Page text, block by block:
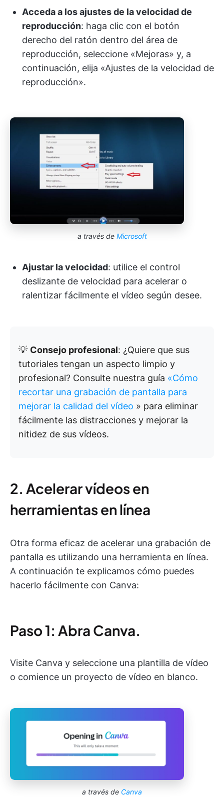
Acceda a los ajustes de la velocidad de
reproducción: haga clic con el botón
derecho del ratón dentro del área de
reproducción, seleccione «Mejoras» y, a
continuación, elija «Ajustes de la velocidad de
reproducción».
a través de Microsoft
Ajustar la velocidad: utilice el control
deslizante de velocidad para acelerar o
ralentizar fácilmente el vídeo según desee.
💡 Consejo profesional: ¿Quiere que sus
tutoriales tengan un aspecto limpio y
profesional? Consulte nuestra guía «Cómo
recortar una grabación de pantalla para
mejorar la calidad del vídeo » para eliminar
fácilmente las distracciones y mejorar la
nitidez de sus vídeos.
2. Acelerar vídeos en
herramientas en línea
Otra forma eficaz de acelerar una grabación de
pantalla es utilizando una herramienta en línea.
A continuación te explicamos cómo puedes
hacerlo fácilmente con Canva:
Paso 1: Abra Canva.
Visite Canva y seleccione una plantilla de vídeo
o comience un proyecto de vídeo en blanco.
a través de Canva